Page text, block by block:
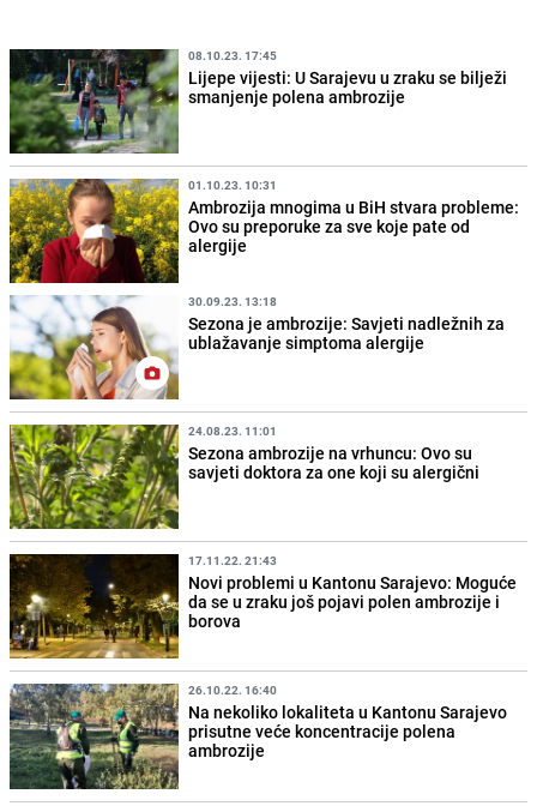
08.10.23. 17:45
Lijepe vijesti: U Sarajevu u zraku se bilježi
smanjenje polena ambrozije
01.10.23. 10:31
Ambrozija mnogima u BiH stvara probleme:
Ovo su preporuke za sve koje pate od
alergije
30.09.23. 13:18
Sezona je ambrozije: Savjeti nadležnih za
ublažavanje simptoma alergije
24.08.23. 11:01
Sezona ambrozije na vrhuncu: Ovo su
savjeti doktora za one koji su alergični
17.11.22. 21:43
Novi problemi u Kantonu Sarajevo: Moguće
da se u zraku još pojavi polen ambrozije i
borova
26.10.22. 16:40
Na nekoliko lokaliteta u Kantonu Sarajevo
prisutne veće koncentracije polena
ambrozije